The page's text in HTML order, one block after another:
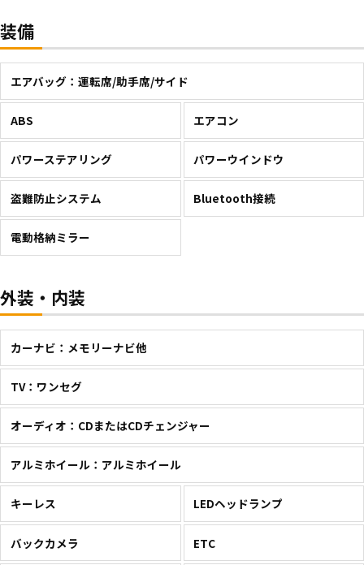
装備
エアバッグ：運転席/助手席/サイド
ABS エアコン
パワーステアリング パワーウインドウ
盗難防止システム Bluetooth接続
電動格納ミラー
外装・内装
カーナビ：メモリーナビ他
TV：ワンセグ
オーディオ：CDまたはCDチェンジャー
アルミホイール：アルミホイール
キーレス LEDヘッドランプ
バックカメラ ETC